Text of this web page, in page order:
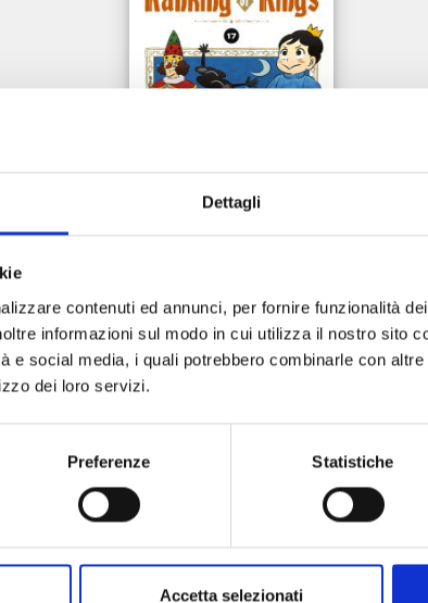
Dettagli
contenuti ed annunci, per fornire funzionalità
informazioni sul modo in cui utilizza il nostro sito
e social media, i quali potrebbero combinarle con
dei loro servizi.
Preferenze Statistiche
Accetta selezionati
08/09/2026